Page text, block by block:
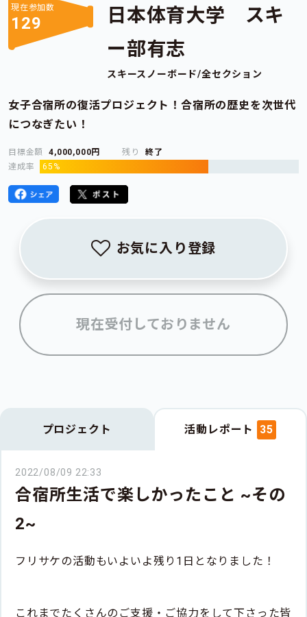
現在参加数
129
日本体育大学 スキ
ー部有志
スキースノーボード/全セクション
女子合宿所の復活プロジェクト！合宿所の歴史を次世代
につなぎたい！
目標金額 4,000,000円 残り
終了
達成率
65%
お気に入り登録
現在受付しておりません
プロジェクト 活動レポート 35
2022/08/09 22:33
合宿所生活で楽しかったこと ~その
2~
フリサケの活動もいよいよ残り1日となりました！
これまでたくさんのご支援・ご協力をして下さった皆